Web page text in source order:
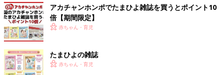
アカチャンホンポでたまひよ雑誌を買うとポイント10
倍【期間限定】
赤ちゃん・育児
たまひよの雑誌
赤ちゃん・育児